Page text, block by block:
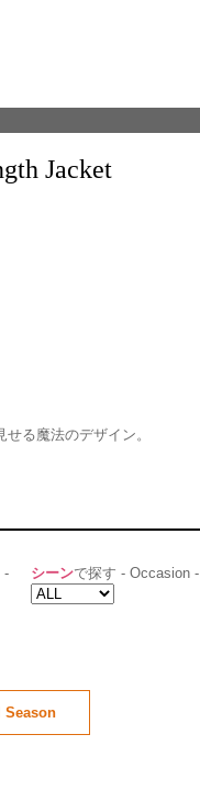
Jacket
る魔法のデザイン。
- シーンで探す - Occasion -
Season